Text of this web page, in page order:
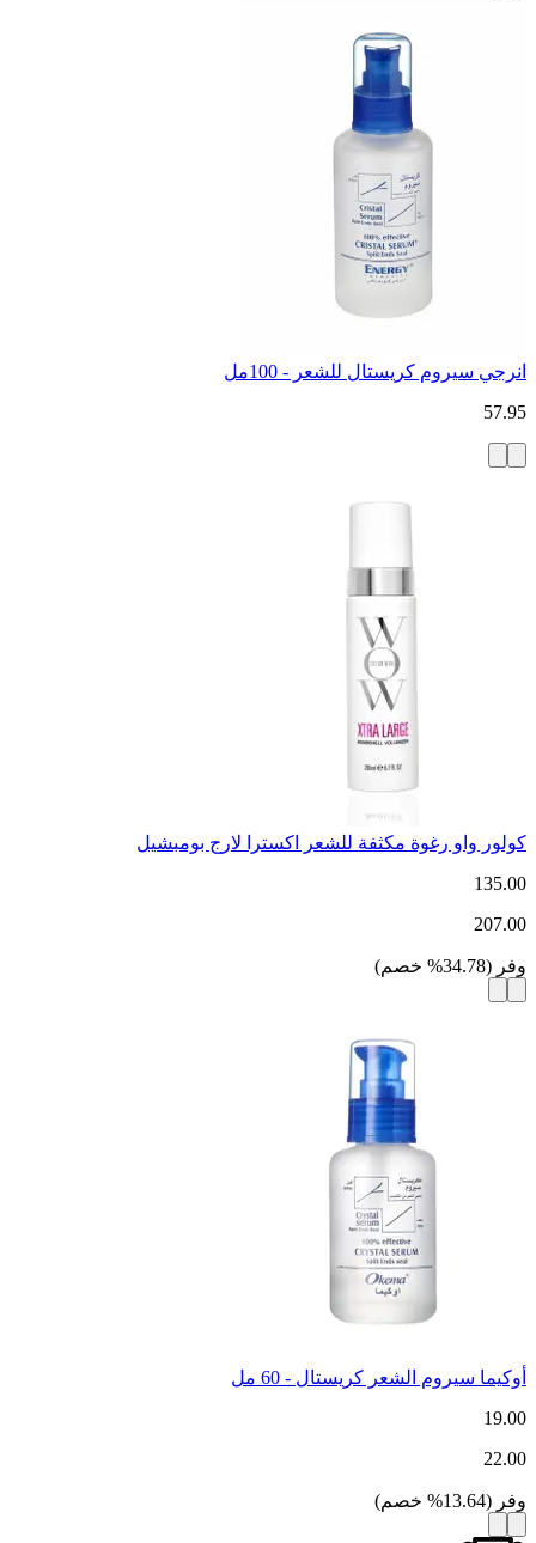
انرجي سيروم كريستال للشعر - 100مل
57.95
كولور واو رغوة مكثفة للشعر اكسترا لارج بومبشيل
135.00
207.00
وفر (
34.78
% خصم)
أوكيما سيروم الشعر كريستال - 60 مل
19.00
22.00
وفر (
13.64
% خصم)